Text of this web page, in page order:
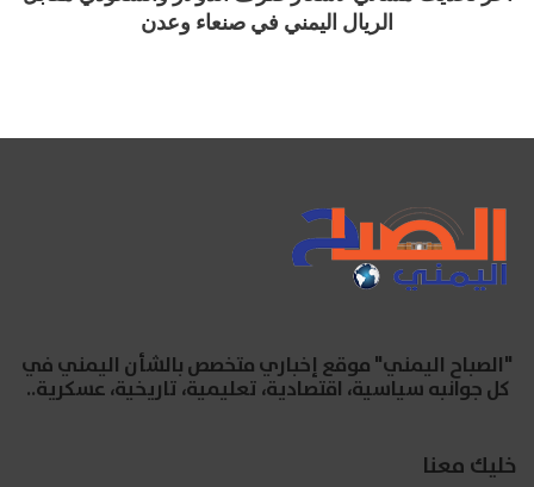
الريال اليمني في صنعاء وعدن
"الصباح اليمني" موقع إخباري متخصص بالشأن اليمني في
كل جوانبه سياسية، اقتصادية، تعليمية، تاريخية، عسكرية..
خليك معنا